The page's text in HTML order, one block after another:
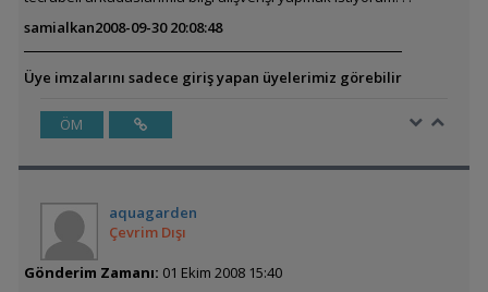
samialkan2008-09-30 20:08:48
Üye imzalarını sadece giriş yapan üyelerimiz görebilir
ÖM
aquagarden
Çevrim Dışı
Gönderim Zamanı: 01 Ekim 2008 15:40